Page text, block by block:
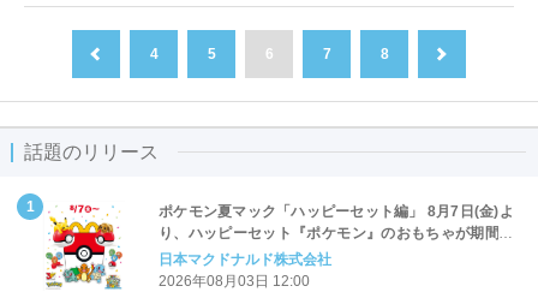
4 5 6 7 8
話題のリリース
ポケモン夏マック「ハッピーセット編」 8月7日(金)よ
り、ハッピーセット『ポケモン』のおもちゃが期間限
定登場
日本マクドナルド株式会社
2026年08月03日 12:00